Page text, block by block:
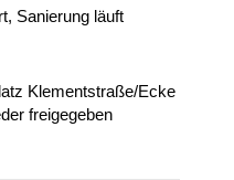
Sanierung läuft
Klementstraße/Ecke
freigegeben